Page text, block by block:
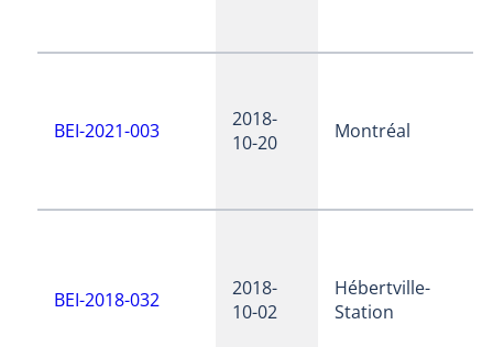
BEI-2021-003
2018-
10-20
Montréal
BEI-2018-032
2018-
10-02
Hébertville-
Station